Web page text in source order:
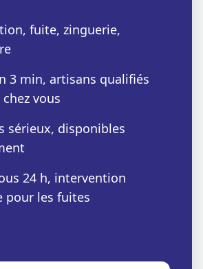
fuite, zinguerie,
3 min, artisans qualifiés
vous
sérieux, disponibles
24 h, intervention
pour les fuites